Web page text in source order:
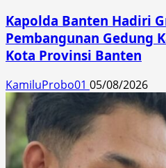
Kapolda Banten Hadiri
Pembangunan Gedung
Kota Provinsi Banten
KamiluProbo01 05/08/2026